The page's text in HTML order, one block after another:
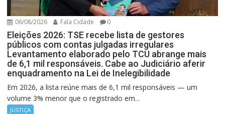
06/08/2026 Fala Cidade 0
Eleições 2026: TSE recebe lista de gestores
públicos com contas julgadas irregulares
Levantamento elaborado pelo TCU abrange mais
de 6,1 mil responsáveis. Cabe ao Judiciário aferir
enquadramento na Lei de Inelegibilidade
Em 2026, a lista reúne mais de 6,1 mil responsáveis — um
volume 3% menor que o registrado em...
JUSTIÇA